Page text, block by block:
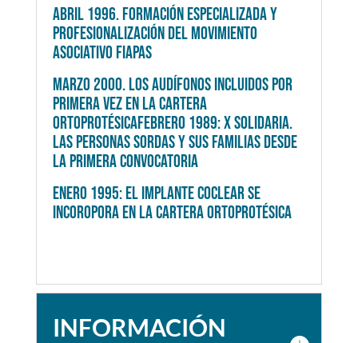
ABRIL 1996. FORMACIÓN ESPECIALIZADA Y
PROFESIONALIZACIÓN DEL MOVIMIENTO
ASOCIATIVO FIAPAS
MARZO 2000. LOS AUDÍFONOS INCLUIDOS POR
PRIMERA VEZ EN LA CARTERA
ORTOPROTÉSICAFEBRERO 1989: X SOLIDARIA.
LAS PERSONAS SORDAS Y SUS FAMILIAS DESDE
LA PRIMERA CONVOCATORIA
ENERO 1995: EL IMPLANTE COCLEAR SE
INCOROPORA EN LA CARTERA ORTOPROTÉSICA
INFORMACIÓN